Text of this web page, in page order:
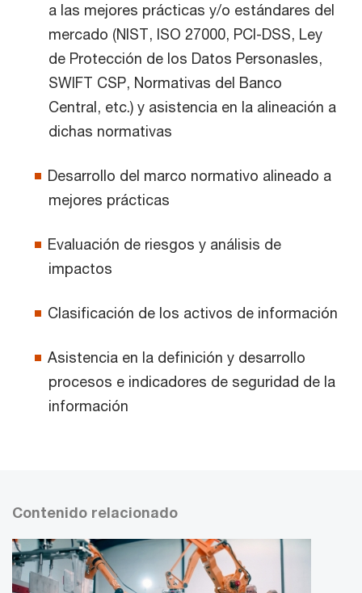
a las mejores prácticas y/o estándares del
mercado (NIST, ISO 27000, PCI-DSS, Ley
de Protección de los Datos Personasles,
SWIFT CSP, Normativas del Banco
Central, etc.) y asistencia en la alineación a
dichas normativas
Desarrollo del marco normativo alineado a
mejores prácticas
Evaluación de riesgos y análisis de
impactos
Clasificación de los activos de información
Asistencia en la definición y desarrollo
procesos e indicadores de seguridad de la
información
Contenido relacionado